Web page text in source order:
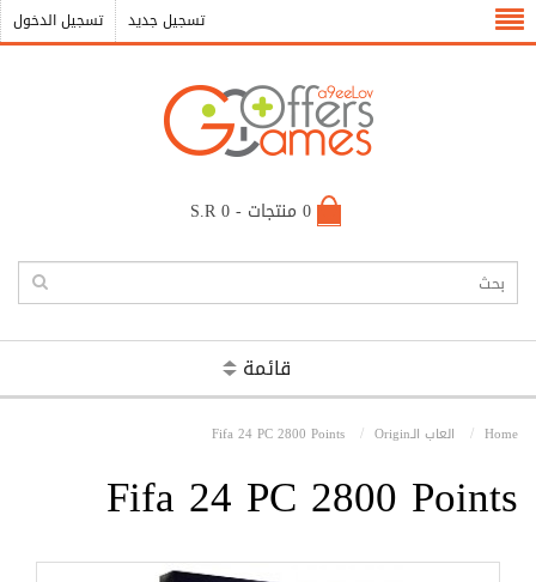
تسجيل الدخول تسجيل جديد
0 منتجات - S.R 0
قائمة
Home العاب الـOrigin Fifa 24 PC 2800 Points
Fifa 24 PC 2800 Points